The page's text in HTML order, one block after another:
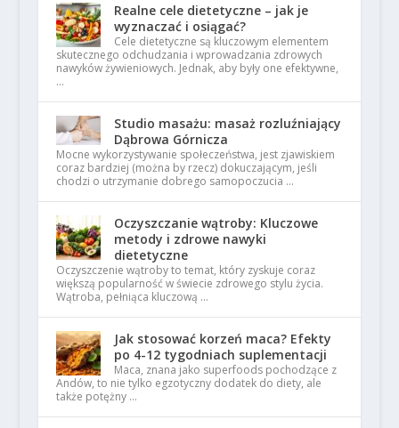
Realne cele dietetyczne – jak je
wyznaczać i osiągać?
Cele dietetyczne są kluczowym elementem
skutecznego odchudzania i wprowadzania zdrowych
nawyków żywieniowych. Jednak, aby były one efektywne,
…
Studio masażu: masaż rozluźniający
Dąbrowa Górnicza
Mocne wykorzystywanie społeczeństwa, jest zjawiskiem
coraz bardziej (można by rzecz) dokuczającym, jeśli
chodzi o utrzymanie dobrego samopoczucia …
Oczyszczanie wątroby: Kluczowe
metody i zdrowe nawyki
dietetyczne
Oczyszczenie wątroby to temat, który zyskuje coraz
większą popularność w świecie zdrowego stylu życia.
Wątroba, pełniąca kluczową …
Jak stosować korzeń maca? Efekty
po 4-12 tygodniach suplementacji
Maca, znana jako superfoods pochodzące z
Andów, to nie tylko egzotyczny dodatek do diety, ale
także potężny …